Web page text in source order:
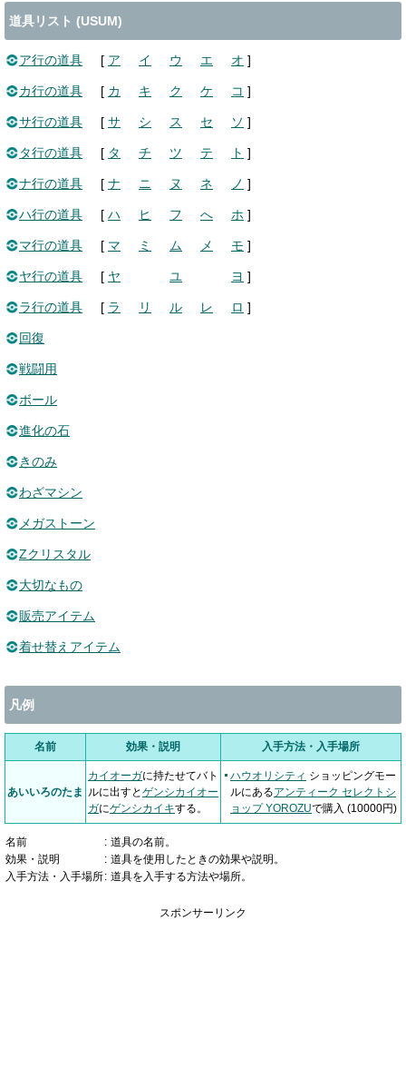
道具リスト (USUM)
ア行の道具 [ ア イ ウ エ オ ]
カ行の道具 [ カ キ ク ケ コ ]
サ行の道具 [ サ シ ス セ ソ ]
タ行の道具 [ タ チ ツ テ ト ]
ナ行の道具 [ ナ ニ ヌ ネ ノ ]
ハ行の道具 [ ハ ヒ フ へ ホ ]
マ行の道具 [ マ ミ ム メ モ ]
ヤ行の道具 [ ヤ ユ ヨ ]
ラ行の道具 [ ラ リ ル レ ロ ]
回復
戦闘用
ボール
進化の石
きのみ
わざマシン
メガストーン
Zクリスタル
大切なもの
販売アイテム
着せ替えアイテム
凡例
名前 効果・説明 入手方法・入手場所
あいいろのたま
カイオーガに持たせてバト
ルに出すとゲンシカイオー
ガにゲンシカイキする。
ハウオリシティ ショッピングモー
ルにあるアンティーク セレクトシ
ョップ YOROZUで購入 (10000円)
名前 : 道具の名前。
効果・説明
: 道具を使用したときの効果や説明。
入手方法・入手場所: 道具を入手する方法や場所。
スポンサーリンク